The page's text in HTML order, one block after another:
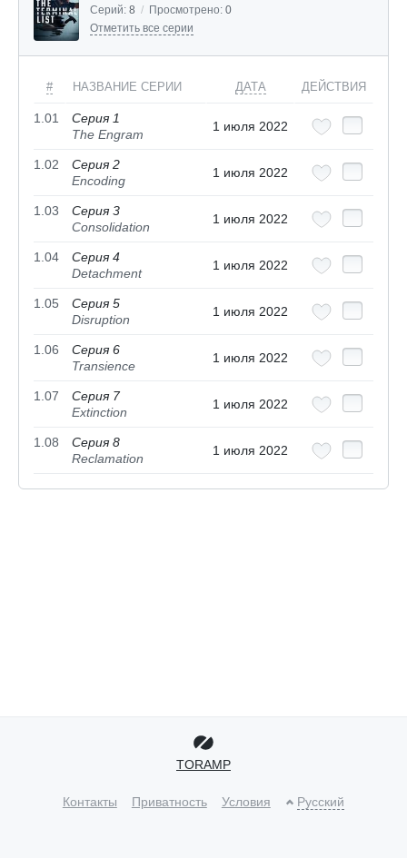
Серий: 8 / Просмотрено: 0
Отметить все серии
# НАЗВАНИЕ СЕРИИ ДАТА ДЕЙСТВИЯ
1.01
Серия 1
The Engram
1 июля 2022
1.02
Серия 2
Encoding
1 июля 2022
1.03
Серия 3
Consolidation
1 июля 2022
1.04
Серия 4
Detachment
1 июля 2022
1.05
Серия 5
Disruption
1 июля 2022
1.06
Серия 6
Transience
1 июля 2022
1.07
Серия 7
Extinction
1 июля 2022
1.08
Серия 8
Reclamation
1 июля 2022
TORAMP
Контакты Приватность Условия Русский